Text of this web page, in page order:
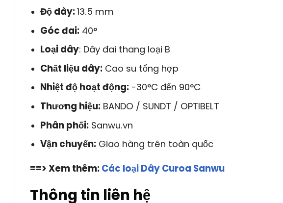
Độ dày:13.5 mm
Góc đai:40°
Loại dây: Dây đai thang loại B
Chất liệu dây:Cao su tổng hợp
Nhiệt độ hoạt động:-30°C đến 90°C
Thương hiệu:BANDO / SUNDT / OPTIBELT
Phân phối:Sanwu.vn
Vận chuyển:Giao hàng trên toàn quốc
==> Xem thêm: Các loại Dây Curoa Sanwu
Thông tin liên hệ